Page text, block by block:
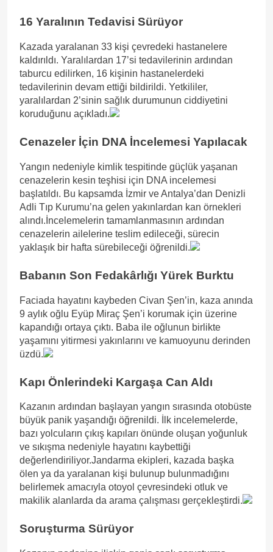
16 Yaralının Tedavisi Sürüyor
Kazada yaralanan 33 kişi çevredeki hastanelere
kaldırıldı. Yaralılardan 17’si tedavilerinin ardından
taburcu edilirken, 16 kişinin hastanelerdeki
tedavilerinin devam ettiği bildirildi. Yetkililer,
yaralılardan 2’sinin sağlık durumunun ciddiyetini
koruduğunu açıkladı.
Cenazeler İçin DNA İncelemesi Yapılacak
Yangın nedeniyle kimlik tespitinde güçlük yaşanan
cenazelerin kesin teşhisi için DNA incelemesi
başlatıldı. Bu kapsamda İzmir ve Antalya’dan Denizli
Adli Tıp Kurumu’na gelen yakınlardan kan örnekleri
alındı.İncelemelerin tamamlanmasının ardından
cenazelerin ailelerine teslim edileceği, sürecin
yaklaşık bir hafta sürebileceği öğrenildi.
Babanın Son Fedakârlığı Yürek Burktu
Faciada hayatını kaybeden Civan Şen’in, kaza anında
9 aylık oğlu Eyüp Miraç Şen’i korumak için üzerine
kapandığı ortaya çıktı. Baba ile oğlunun birlikte
yaşamını yitirmesi yakınlarını ve kamuoyunu derinden
üzdü.
Kapı Önlerindeki Kargaşa Can Aldı
Kazanın ardından başlayan yangın sırasında otobüste
büyük panik yaşandığı öğrenildi. İlk incelemelerde,
bazı yolcuların çıkış kapıları önünde oluşan yoğunluk
ve sıkışma nedeniyle hayatını kaybettiği
değerlendiriliyor.Jandarma ekipleri, kazada başka
ölen ya da yaralanan kişi bulunup bulunmadığını
belirlemek amacıyla otoyol çevresindeki otluk ve
makilik alanlarda da arama çalışması gerçekleştirdi.
Soruşturma Sürüyor